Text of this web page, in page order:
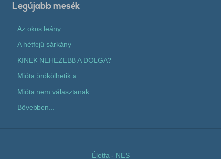
Legújabb mesék
Az okos leány
A hétfejű sárkány
KINEK NEHEZEBB A DOLGA?
Mióta örökölhetik a...
Mióta nem választanak...
Bővebben...
Életfa - NES